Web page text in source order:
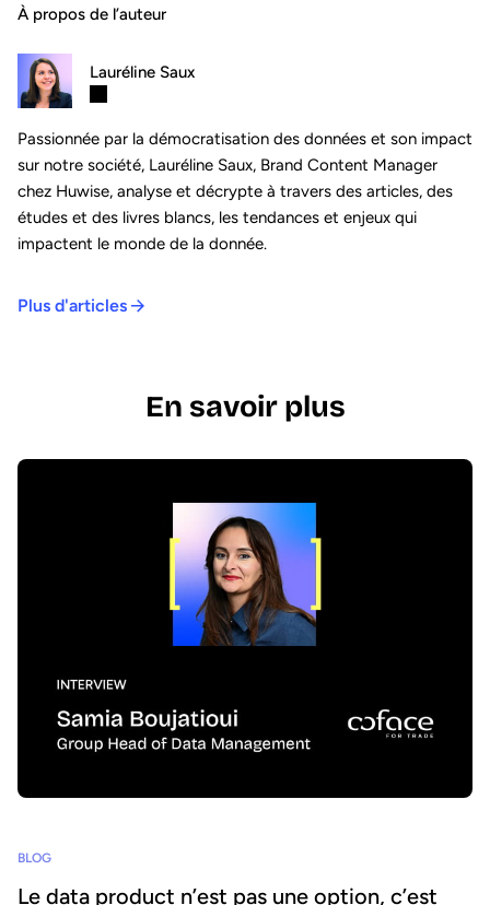
À propos de l’auteur
Lauréline Saux
Passionnée par la démocratisation des données et son impact
sur notre société, Lauréline Saux, Brand Content Manager
chez Huwise, analyse et décrypte à travers des articles, des
études et des livres blancs, les tendances et enjeux qui
impactent le monde de la donnée.
Plus d'articles
En savoir plus
BLOG
Le data product n’est pas une option, c’est